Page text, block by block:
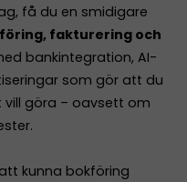
få du en smidigare
fakturering och
bankintegration, AI-
som gör att du
göra – oavsett om
kunna bokföring